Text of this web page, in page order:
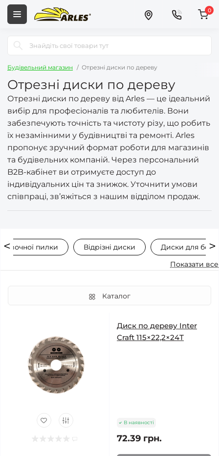
0
Будівельний магазин Отрезні диски по дереву
Отрезні диски по дереву
Отрезні диски по дереву від Arles — це ідеальний
вибір для професіоналів та любителів. Вони
забезпечують точність та чистоту різу, що робить
їх незамінними у будівництві та ремонті. Arles
пропонує зручний формат роботи для магазинів
та будівельних компаній. Через персональний
B2B-кабінет ви отримуєте доступ до
індивідуальних цін та знижок. Уточнити умови
співпраці, зв’яжіться з нашим відділом продаж.
пилки Відрізні диски
Диски для
Показати все
Каталог
Диск по дереву Inter
Craft 115×22,2×24Т
В наявності
72.39 грн.